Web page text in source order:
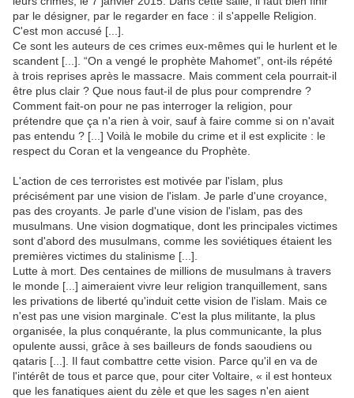
par le désigner, par le regarder en face : il s'appelle Religion.
C'est mon accusé [...].
Ce sont les auteurs de ces crimes eux-mêmes qui le hurlent et le
scandent [...]. “On a vengé le prophète Mahomet”, ont-ils répété
à trois reprises après le massacre. Mais comment cela pourrait-il
être plus clair ? Que nous faut-il de plus pour comprendre ?
Comment fait-on pour ne pas interroger la religion, pour
prétendre que ça n'a rien à voir, sauf à faire comme si on n'avait
pas entendu ? [...] Voilà le mobile du crime et il est explicite : le
respect du Coran et la vengeance du Prophète.
L'action de ces terroristes est motivée par l'islam, plus
précisément par une vision de l'islam. Je parle d'une croyance,
pas des croyants. Je parle d'une vision de l'islam, pas des
musulmans. Une vision dogmatique, dont les principales victimes
sont d'abord des musulmans, comme les soviétiques étaient les
premières victimes du stalinisme [...].
Lutte à mort. Des centaines de millions de musulmans à travers
le monde [...] aimeraient vivre leur religion tranquillement, sans
les privations de liberté qu'induit cette vision de l'islam. Mais ce
n'est pas une vision marginale. C'est la plus militante, la plus
organisée, la plus conquérante, la plus communicante, la plus
opulente aussi, grâce à ses bailleurs de fonds saoudiens ou
qataris [...]. Il faut combattre cette vision. Parce qu'il en va de
l'intérêt de tous et parce que, pour citer Voltaire, « il est honteux
que les fanatiques aient du zèle et que les sages n'en aient